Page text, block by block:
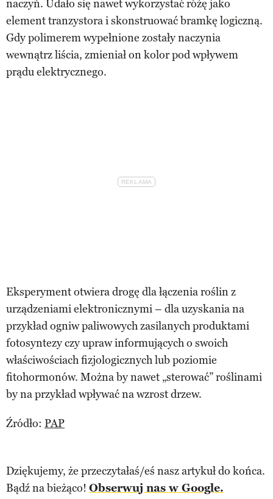
naczyń. Udało się nawet wykorzystać różę jako
element tranzystora i skonstruować bramkę logiczną.
Gdy polimerem wypełnione zostały naczynia
wewnątrz liścia, zmieniał on kolor pod wpływem
prądu elektrycznego.
Eksperyment otwiera drogę dla łączenia roślin z
urządzeniami elektronicznymi – dla uzyskania na
przykład ogniw paliwowych zasilanych produktami
fotosyntezy czy upraw informujących o swoich
właściwościach fizjologicznych lub poziomie
fitohormonów. Można by nawet „sterować” roślinami
by na przykład wpływać na wzrost drzew.
Źródło: PAP
Dziękujemy, że przeczytałaś/eś nasz artykuł do końca.
Bądź na bieżąco! Obserwuj nas w Google.